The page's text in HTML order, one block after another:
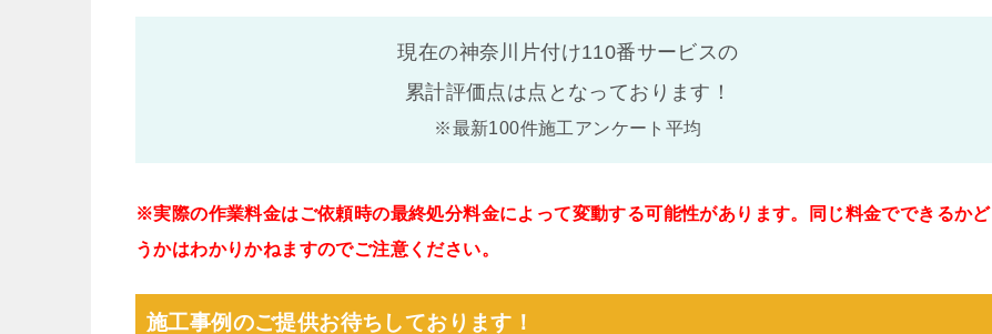
現在の神奈川片付け110番サービスの
累計評価点は点となっております！
※最新100件施工アンケート平均
※実際の作業料金はご依頼時の最終処分料金によって変動する可能性があります。同じ料金でできるかど
うかはわかりかねますのでご注意ください。
施工事例のご提供お待ちしております！